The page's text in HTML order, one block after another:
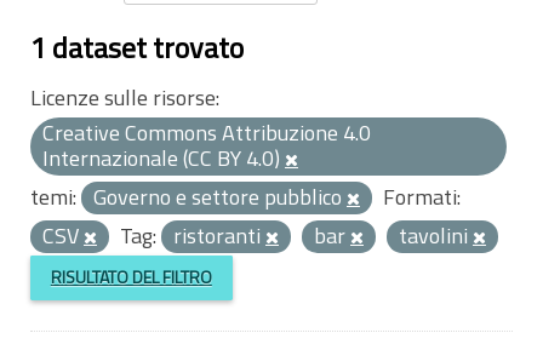
1 dataset trovato
Licenze sulle risorse:
Creative Commons Attribuzione 4.0
Internazionale (CC BY 4.0)
temi: Governo e settore pubblico
Formati:
CSV
Tag: ristoranti bar tavolini
RISULTATO DEL FILTRO